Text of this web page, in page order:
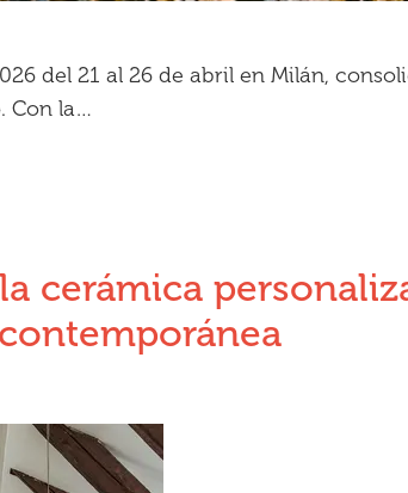
del 21 al 26 de abril en Milán,
Con la…
cerámica
contemporánea